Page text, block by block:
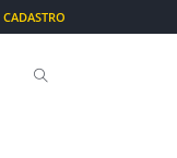
CADASTRO